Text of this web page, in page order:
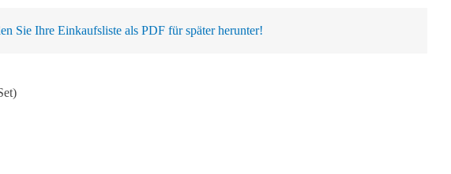
Sie Ihre Einkaufsliste als PDF für später herunter!